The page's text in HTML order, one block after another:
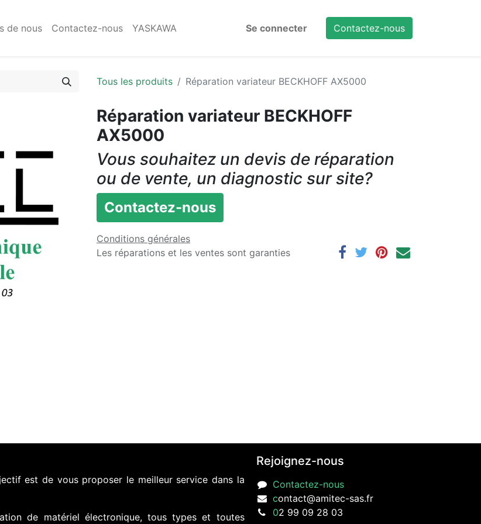
de nous Contactez-nous YASKAWA Se connecter Contactez-nous
Tous les produits Réparation variateur BECKHOFF AX5000
Réparation variateur BECKHOFF
AX5000
Vous souhaitez un devis de réparation
ou de vente, un diagnostic sur site?
Contactez-nous
Conditions générales
Les réparations et les ventes sont garanties
est de vous proposer le meilleur service dans la
de matériel électronique, tous types et toutes
Rejoignez-nous
Contactez-nous
contact@amitec-sas.fr
02 99 09 28 03